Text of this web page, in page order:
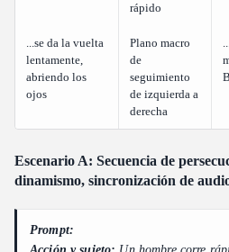
rápido
...se da la vuelta
lentamente,
abriendo los
ojos
Plano macro
de
seguimiento
de izquierda a
derecha
Escenario A: Secuencia de
dinamismo, sincronización de
Prompt: